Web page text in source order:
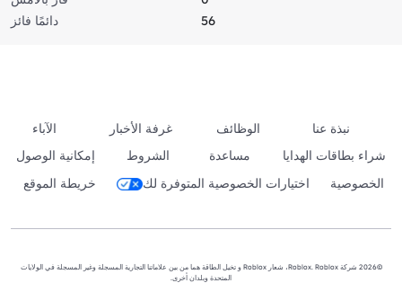
دائمًا فائز
56
نبذة عنا الوظائف غرفة الأخبار
الآباء
شراء بطاقات الهدايا
مساعدة الشروط
إمكانية الوصول
الخصوصية
اختيارات الخصوصية المتوفرة لك خريطة الموقع
©2026 شركة Roblox. Roblox، شعار Roblox و تخيل الطاقة هما من بين علاماتنا التجارية المسجلة وغير المسجلة في الولايات
المتحدة وبلدان أخرى.